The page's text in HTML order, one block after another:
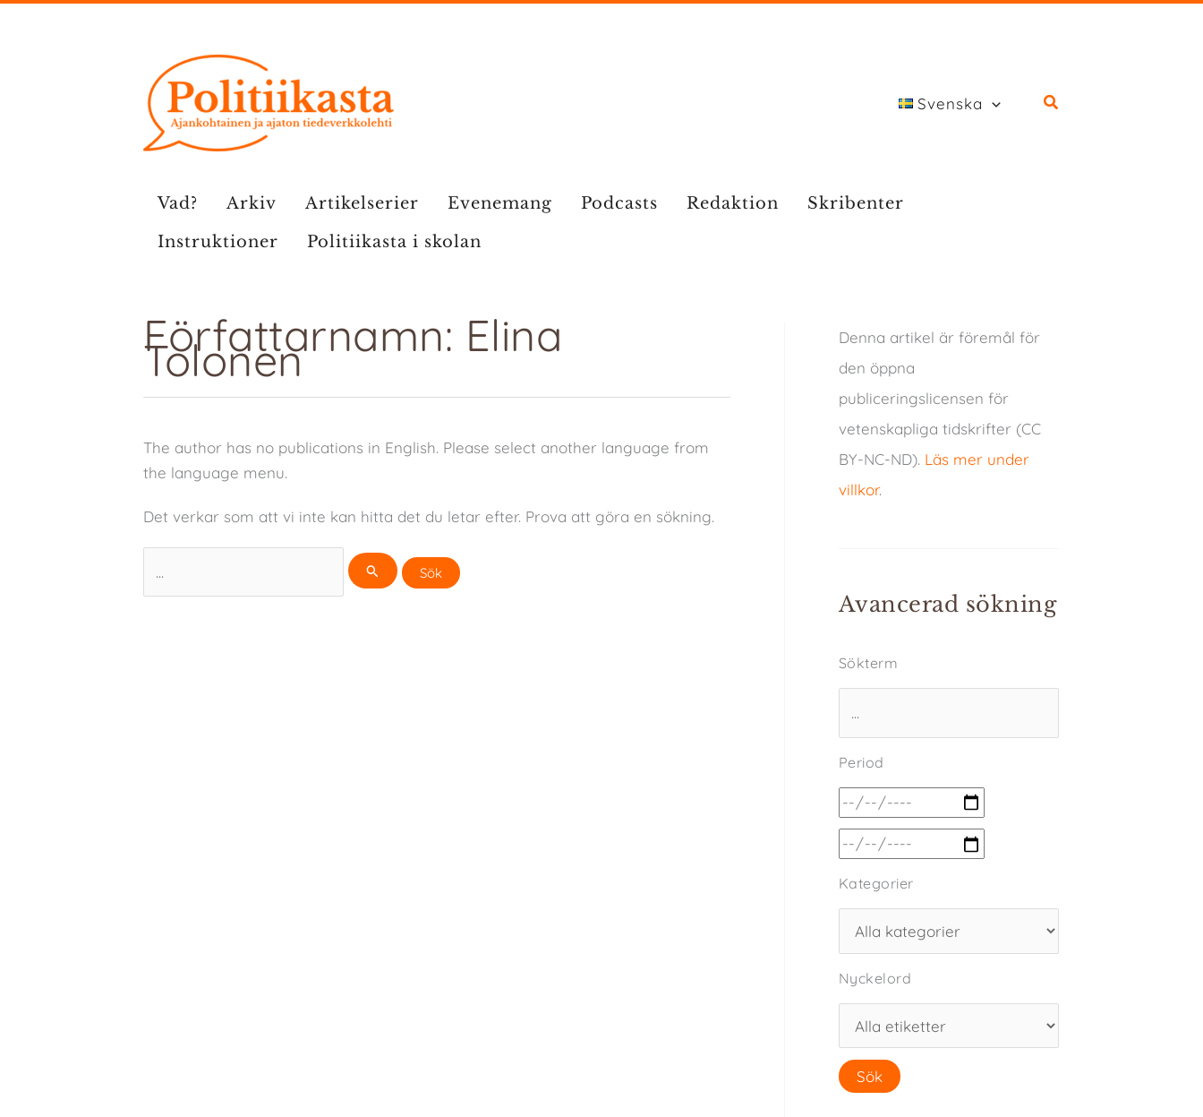
Svenska
Vad? Arkiv Artikelserier Evenemang Podcasts Redaktion
Skribenter
Instruktioner
Politiikasta i skolan
Författarnamn: Elina
Tolonen
The author has no publications in English. Please select another language from
the language menu.
Det verkar som att vi inte kan hitta det du letar efter. Prova att göra en sökning.
efter:
Denna artikel är föremål för
den öppna
publiceringslicensen för
vetenskapliga tidskrifter (CC
BY-NC-ND). Läs mer under
villkor.
Avancerad sökning
Sökterm
Period
Kategorier
Nyckelord